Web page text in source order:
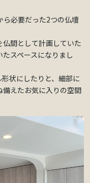
ら必要だった2つの仏壇
仏間として計画していた
スペースになりまし
状にしたりと、細部に
えたお気に入りの空間